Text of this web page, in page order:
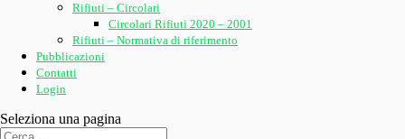
Rifiuti – Circolari
Circolari Rifiuti 2020 – 2001
Rifiuti – Normativa di riferimento
Pubblicazioni
Contatti
Login
Seleziona una pagina